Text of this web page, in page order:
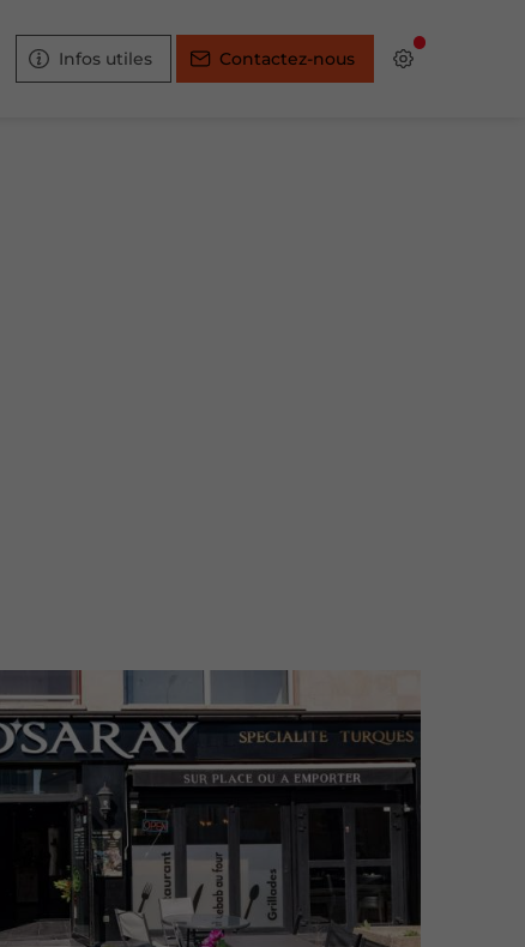
Infos utiles Contactez-nous